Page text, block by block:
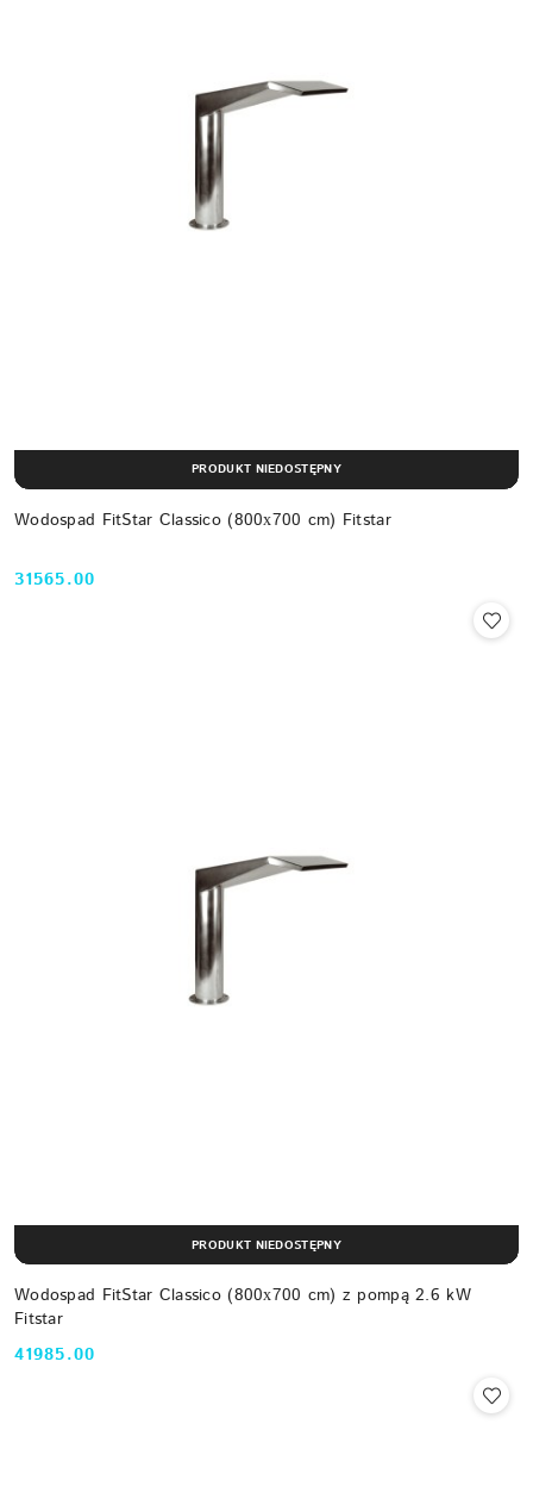
Wodospad FitStar Classico (800х700 cm) Fitstar
Cena:
31565.00
PRODUKT NIEDOSTĘPNY
Wodospad FitStar Classico (800х700 cm) z pompą 2.6 kW
Fitstar
Cena:
41985.00
PRODUKT NIEDOSTĘPNY